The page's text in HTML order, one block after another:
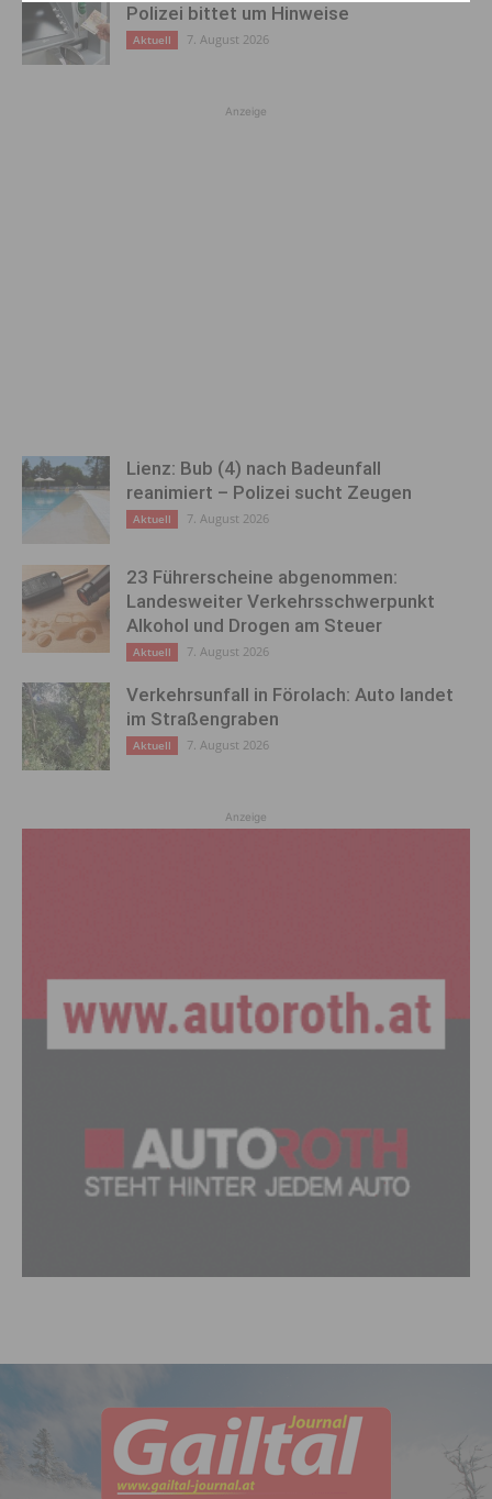
Polizei bittet um Hinweise
Aktuell 7. August 2026
Anzeige
Lienz: Bub (4) nach Badeunfall
reanimiert – Polizei sucht Zeugen
Aktuell 7. August 2026
23 Führerscheine abgenommen:
Landesweiter Verkehrsschwerpunkt
Alkohol und Drogen am Steuer
Aktuell 7. August 2026
Verkehrsunfall in Förolach: Auto landet
im Straßengraben
Aktuell 7. August 2026
Anzeige